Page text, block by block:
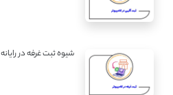
شیوه ثبت غرفه در رایانه